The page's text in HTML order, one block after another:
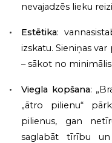
nevajadzēs lieku
Estētika:
izskatu. Sieniņas
– sākot no
Viegla kopšana:
„ātro pilienu“
pilienus, gan
saglabāt tīrību